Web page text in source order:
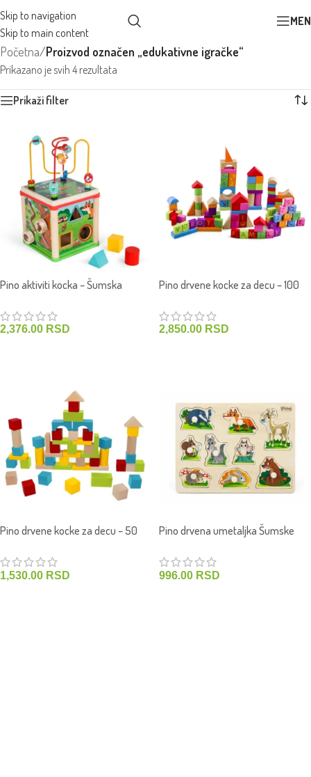
Skip to navigation
Skip to main content
Početna/Proizvod označen „edukativne igračke“
Prikazano je svih 4 rezultata
Prikaži filter
Pino aktiviti kocka – Šumska
2,376.00 RSD
Pino drvene kocke za decu – 100
2,850.00 RSD
Pino drvene kocke za decu – 50
1,530.00 RSD
Pino drvena umetaljka Šumske
996.00 RSD